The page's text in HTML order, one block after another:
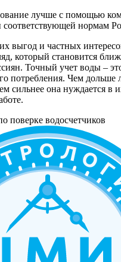
лучше с помощью
нормам
выгод и частных
который становится
Точный учет воды –
потребления. Чем дольше
сильнее она нуждается в
поверке водосчетчиков